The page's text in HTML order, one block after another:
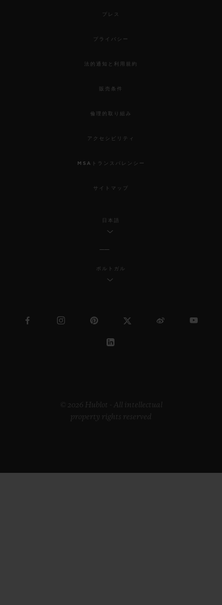
プレス
プライバシー
法的通知と利用規約
販売条件
倫理的取り組み
アクセシビリティ
MSAトランスパレンシー
サイトマップ
日本語
ポルトガル
© 2026 Hublot - All intellectual
property rights reserved